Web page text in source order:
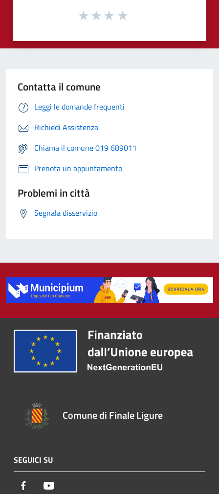
Contatta il comune
Leggi le domande frequenti
Richiedi Assistenza
Chiama il comune 019 689011
Prenota un appuntamento
Problemi in città
Segnala disservizio
Comune di Finale Ligure
SEGUICI SU
Facebook